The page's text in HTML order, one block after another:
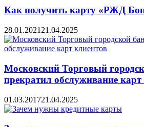
Как получить карту «РЖД
28.01.2021 21.04.2025
Московский Торговый
прекратил обслуживание карт
01.03.201721.04.2025